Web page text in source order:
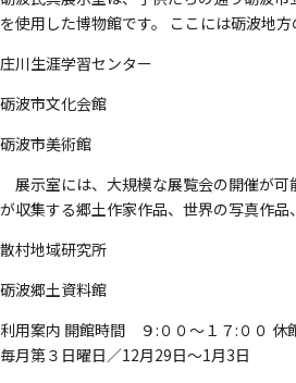
を使用した博物館です。 ここには砺波地
庄川生涯学習センター
砺波市文化会館
砺波市美術館
展示室には、大規模な展覧会の開催が可
が収集する郷土作家作品、世界の写真作品
散村地域研究所
砺波郷土資料館
利用案内 開館時間 ９:００～１７:００
毎月第３日曜日／12月29日～1月